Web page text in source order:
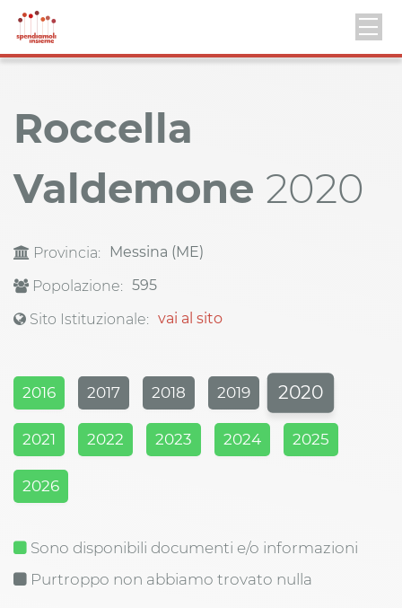
Roccella
Valdemone 2020
Provincia:
Messina (ME)
Popolazione: 595
Sito Istituzionale: vai al sito
2016 2017 2018 2019 2020
2021 2022 2023 2024 2025
2026
Sono disponibili documenti e/o informazioni
Purtroppo non abbiamo trovato nulla